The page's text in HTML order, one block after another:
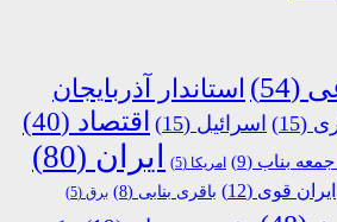
(54)
استاندار آذربایجان
(15) اسرائیل (15) اقتصاد (40)
جمعه بناب (9) امریکا (5) ایران (80)
ایران قوی (12) باقری بنابی (8) برق (5)